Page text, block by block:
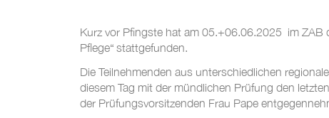
Kurz vor Pfingste hat am 05.+06.06.2025 im ZAB
Pflege“ stattgefunden.
Die Teilnehmenden aus unterschiedlichen
diesem Tag mit der mündlichen Prüfung den
der Prüfungsvorsitzenden Frau Pape